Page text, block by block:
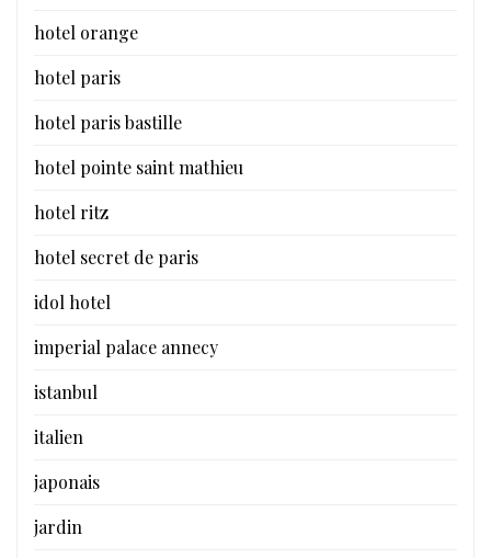
hotel orange
hotel paris
hotel paris bastille
hotel pointe saint mathieu
hotel ritz
hotel secret de paris
idol hotel
imperial palace annecy
istanbul
italien
japonais
jardin